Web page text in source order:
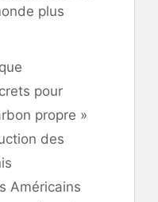
plus
pour
propre »
des
Américains